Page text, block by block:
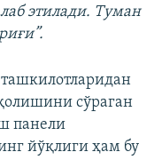
этилади. Туман
сўраган
панели
йўқлиги ҳам бу